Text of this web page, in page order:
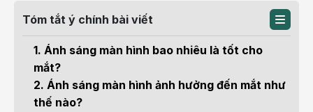
Tóm tắt ý chính bài viết
1. Ánh sáng màn hình bao nhiêu là tốt cho
mắt?
2. Ánh sáng màn hình ảnh hưởng đến mắt như
thế nào?